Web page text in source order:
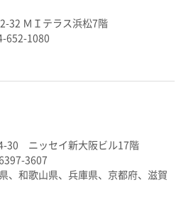
32 ＭＩテラス浜松7階
652-1080
30 ニッセイ新大阪ビル17階
3607
、和歌山県、兵庫県、京都府、滋賀